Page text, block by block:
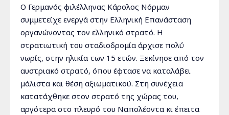
Ο Γερμανός φιλέλληνας Κάρολος Νόρμαν
συμμετείχε ενεργά στην Ελληνική Επανάσταση
οργανώνοντας τον ελληνικό στρατό. Η
στρατιωτική του σταδιοδρομία άρχισε πολύ
νωρίς, στην ηλικία των 15 ετών. Ξεκίνησε από τον
αυστριακό στρατό, όπου έφτασε να καταλάβει
μάλιστα και θέση αξιωματικού. Στη συνέχεια
κατατάχθηκε στον στρατό της χώρας του,
αργότερα στο πλευρό του Ναπολέοντα κι έπειτα